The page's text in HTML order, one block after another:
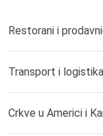
Restorani i
Transport i logistika
Crkve u Americi i